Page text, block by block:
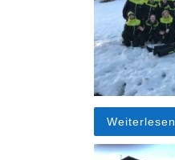
Weiterlesen